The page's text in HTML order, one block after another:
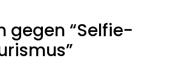
gegen “Selfie-